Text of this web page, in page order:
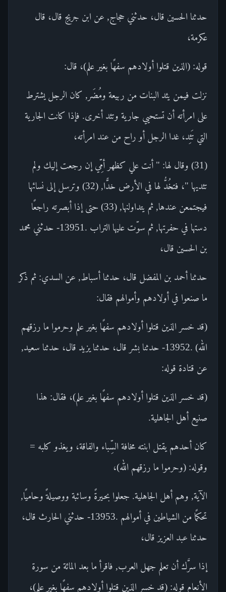
حدثنا الحسين قال، حدثني حجاج, عن ابن جريج قال، قال
عكرمة،
قوله: (الذين قتلوا أولادهم سفهًا بغير علم)، قال:
نزلت فيمن يئد البنات من ربيعة ومُضَر, كان الرجل يشترط
على امرأته أن تستحيي جارية وتئد أخرى. فإذا كانت الجارية
التي تَئِد، غدا الرجل أو راح من عند امرأته،
(31) وقال لها: " أنت علي كظهر أمِّي إن رجعت إليك ولم
تئديها "، فتخُدُّ لها في الأرض خدًّا, (32) وترسل إلى نسائها
فيجتمعن عندها, ثم يتداولنها, (33) حتى إذا أبصرته راجعًا
دستها في حفرتها, ثم سوّت عليها التراب .13951- حدثني محمد
بن الحسين قال،
حدثنا أحمد بن المفضل قال، حدثنا أسباط, عن السدي: ثم ذكر
ما صنعوا في أولادهم وأموالهم فقال:
(قد خسر الذين قتلوا أولادهم سفهًا بغير علم وحرموا ما رزقهم
الله) .13952- حدثنا بشر قال، حدثنا يزيد قال، حدثنا سعيد,
عن قتادة قوله:
(قد خسر الذين قتلوا أولادهم سفهًا بغير علم)، فقال: هذا
صنيع أهل الجاهلية.
كان أحدهم يقتل ابنته مخافة السِّباء والفاقة، ويغذو كلبه =
وقوله: (وحرموا ما رزقهم الله)،
الآية, وهم أهل الجاهلية. جعلوا بحيرةً وسائبة ووصيلةً وحاميًا,
تحكمًا من الشياطين في أموالهم .13953- حدثني الحارث قال،
حدثنا عبد العزيز قال،
إذا سرَّك أن تعلم جهل العرب, فاقرأ ما بعد المائة من سورة
الأنعام قوله: (قد خسر الذين قتلوا أولادهم سفهًا بغير علم)،